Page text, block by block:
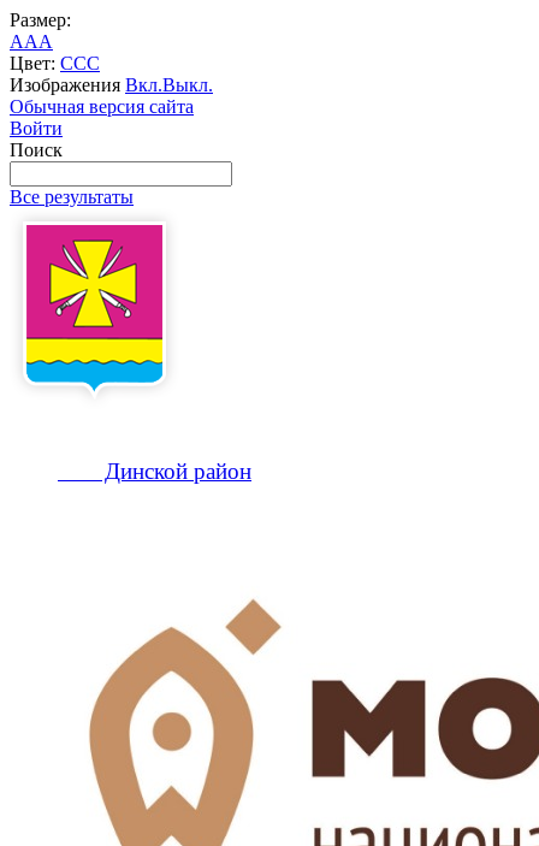
Размер:
AAA
Цвет: CCC
Изображения Вкл.Выкл.
Обычная версия сайта
Войти
Поиск
Все результаты
Динской район